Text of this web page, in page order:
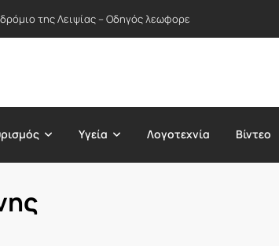
της Λειψίας – Οδηγός λεωφορείου απέτρεψε
Υγεία Λογοτεχνία Βίντεο